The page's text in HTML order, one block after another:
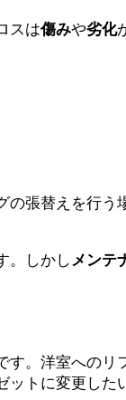
スは傷みや劣化
の張替えを行う
。しかし メンテ
す。洋室へのリ
トに変更した